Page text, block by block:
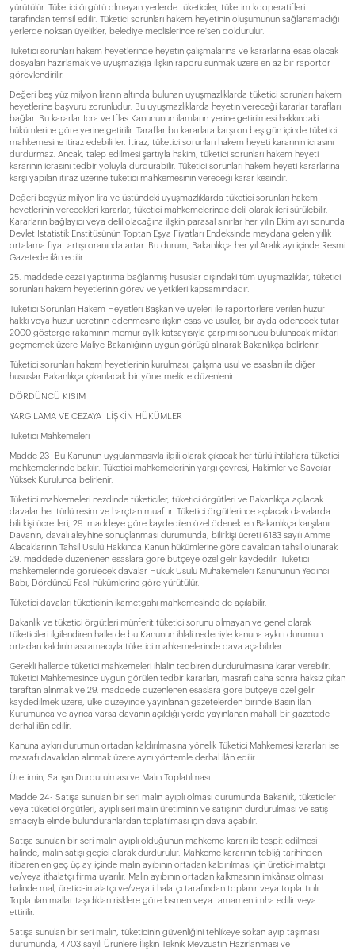
yürütülür. Tüketici örgütü olmayan yerlerde tüketiciler, tüketim kooperatifleri
tarafından temsil edilir. Tüketici sorunları hakem heyetinin oluşumunun sağlanamadığı
yerlerde noksan üyelikler, belediye meclislerince re'sen doldurulur.
Tüketici sorunları hakem heyetlerinde heyetin çalışmalarına ve kararlarına esas olacak
dosyaları hazırlamak ve uyuşmazlığa ilişkin raporu sunmak üzere en az bir raportör
görevlendirilir.
Değeri beş yüz milyon liranın altında bulunan uyuşmazlıklarda tüketici sorunları hakem
heyetlerine başvuru zorunludur. Bu uyuşmazlıklarda heyetin vereceği kararlar tarafları
bağlar. Bu kararlar İcra ve İflas Kanununun ilamların yerine getirilmesi hakkındaki
hükümlerine göre yerine getirilir. Taraflar bu kararlara karşı on beş gün içinde tüketici
mahkemesine itiraz edebilirler. İtiraz, tüketici sorunları hakem heyeti kararının icrasını
durdurmaz. Ancak, talep edilmesi şartıyla hakim, tüketici sorunları hakem heyeti
kararının icrasını tedbir yoluyla durdurabilir. Tüketici sorunları hakem heyeti kararlarına
karşı yapılan itiraz üzerine tüketici mahkemesinin vereceği karar kesindir.
Değeri beşyüz milyon lira ve üstündeki uyuşmazlıklarda tüketici sorunları hakem
heyetlerinin verecekleri kararlar, tüketici mahkemelerinde delil olarak ileri sürülebilir.
Kararların bağlayıcı veya delil olacağına ilişkin parasal sınırlar her yılın Ekim ayı sonunda
Devlet İstatistik Enstitüsünün Toptan Eşya Fiyatları Endeksinde meydana gelen yıllık
ortalama fiyat artışı oranında artar. Bu durum, Bakanlıkça her yıl Aralık ayı içinde Resmi
Gazetede ilân edilir.
25. maddede cezai yaptırıma bağlanmış hususlar dışındaki tüm uyuşmazlıklar, tüketici
sorunları hakem heyetlerinin görev ve yetkileri kapsamındadır.
Tüketici Sorunları Hakem Heyetleri Başkan ve üyeleri ile raportörlere verilen huzur
hakkı veya huzur ücretinin ödenmesine ilişkin esas ve usuller, bir ayda ödenecek tutar
2000 gösterge rakamının memur aylık katsayısıyla çarpımı sonucu bulunacak miktarı
geçmemek üzere Maliye Bakanlığının uygun görüşü alınarak Bakanlıkça belirlenir.
Tüketici sorunları hakem heyetlerinin kurulması, çalışma usul ve esasları ile diğer
hususlar Bakanlıkça çıkarılacak bir yönetmelikte düzenlenir.
DÖRDÜNCÜ KISIM
YARGILAMA VE CEZAYA İLİŞKİN HÜKÜMLER
Tüketici Mahkemeleri
Madde 23- Bu Kanunun uygulanmasıyla ilgili olarak çıkacak her türlü ihtilaflara tüketici
mahkemelerinde bakılır. Tüketici mahkemelerinin yargı çevresi, Hakimler ve Savcılar
Yüksek Kurulunca belirlenir.
Tüketici mahkemeleri nezdinde tüketiciler, tüketici örgütleri ve Bakanlıkça açılacak
davalar her türlü resim ve harçtan muaftır. Tüketici örgütlerince açılacak davalarda
bilirkişi ücretleri, 29. maddeye göre kaydedilen özel ödenekten Bakanlıkça karşılanır.
Davanın, davalı aleyhine sonuçlanması durumunda, bilirkişi ücreti 6183 sayılı Amme
Alacaklarının Tahsil Usulü Hakkında Kanun hükümlerine göre davalıdan tahsil olunarak
29. maddede düzenlenen esaslara göre bütçeye özel gelir kaydedilir. Tüketici
mahkemelerinde görülecek davalar Hukuk Usulü Muhakemeleri Kanununun Yedinci
Babı, Dördüncü Faslı hükümlerine göre yürütülür.
Tüketici davaları tüketicinin ikametgahı mahkemesinde de açılabilir.
Bakanlık ve tüketici örgütleri münferit tüketici sorunu olmayan ve genel olarak
tüketicileri ilgilendiren hallerde bu Kanunun ihlali nedeniyle kanuna aykırı durumun
ortadan kaldırılması amacıyla tüketici mahkemelerinde dava açabilirler.
Gerekli hallerde tüketici mahkemeleri ihlalin tedbiren durdurulmasına karar verebilir.
Tüketici Mahkemesince uygun görülen tedbir kararları, masrafı daha sonra haksız çıkan
taraftan alınmak ve 29. maddede düzenlenen esaslara göre bütçeye özel gelir
kaydedilmek üzere, ülke düzeyinde yayınlanan gazetelerden birinde Basın İlan
Kurumunca ve ayrıca varsa davanın açıldığı yerde yayınlanan mahalli bir gazetede
derhal ilân edilir.
Kanuna aykırı durumun ortadan kaldırılmasına yönelik Tüketici Mahkemesi kararları ise
masrafı davalıdan alınmak üzere aynı yöntemle derhal ilân edilir.
Üretimin, Satışın Durdurulması ve Malın Toplatılması
Madde 24- Satışa sunulan bir seri malın ayıplı olması durumunda Bakanlık, tüketiciler
veya tüketici örgütleri, ayıplı seri malın üretiminin ve satışının durdurulması ve satış
amacıyla elinde bulunduranlardan toplatılması için dava açabilir.
Satışa sunulan bir seri malın ayıplı olduğunun mahkeme kararı ile tespit edilmesi
halinde, malın satışı geçici olarak durdurulur. Mahkeme kararının tebliğ tarihinden
itibaren en geç üç ay içinde malın ayıbının ortadan kaldırılması için üretici-imalatçı
ve/veya ithalatçı firma uyarılır. Malın ayıbının ortadan kalkmasının imkânsız olması
halinde mal, üretici-imalatçı ve/veya ithalatçı tarafından toplanır veya toplattırılır.
Toplatılan mallar taşıdıkları risklere göre kısmen veya tamamen imha edilir veya
ettirilir.
Satışa sunulan bir seri malın, tüketicinin güvenliğini tehlikeye sokan ayıp taşıması
durumunda, 4703 sayılı Ürünlere İlişkin Teknik Mevzuatın Hazırlanması ve